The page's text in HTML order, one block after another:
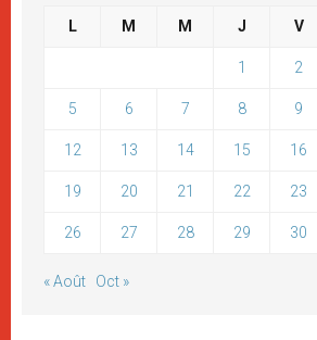
L M M J V
1 2
5 6 7 8 9
12 13 14 15 16
19 20 21 22 23
26 27 28 29 30
« Août Oct »